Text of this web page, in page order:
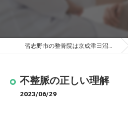
習志野市の整骨院は京成津田沼整骨院
不整脈の正しい理解
2023/06/29